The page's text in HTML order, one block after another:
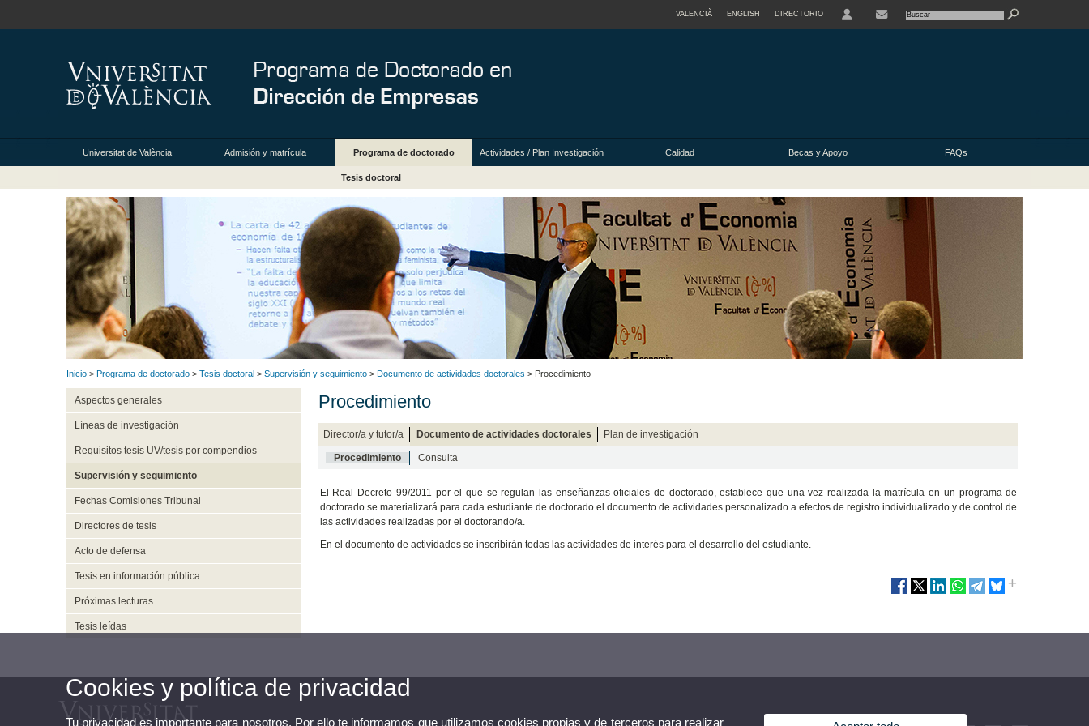
VALENCIÀ ENGLISH DIRECTORIO
Universitat de València Admisión y matrícula Programa de doctorado Actividades / Plan Investigación Calidad Becas y Apoyo FAQs
Tesis doctoral
Inicio > Programa de doctorado > Tesis doctoral > Supervisión y seguimiento > Documento de actividades doctorales > Procedimiento
Aspectos generales
Líneas de investigación
Requisitos tesis UV/tesis por compendios
Supervisión y seguimiento
Fechas Comisiones Tribunal
Directores de tesis
Acto de defensa
Tesis en información pública
Próximas lecturas
Tesis leídas
Procedimiento
Director/a y tutor/a Documento de actividades doctorales Plan de investigación
Procedimiento Consulta
El Real Decreto 99/2011 por el que se regulan las enseñanzas oficiales de doctorado, establece que una vez realizada la matrícula en un programa de
doctorado se materializará para cada estudiante de doctorado el documento de actividades personalizado a efectos de registro individualizado y de control de
las actividades realizadas por el doctorando/a.
En el documento de actividades se inscribirán todas las actividades de interés para el desarrollo del estudiante.
Cookies y política de privacidad
Tu privacidad es importante para nosotros. Por ello te informamos que utilizamos cookies propias y de terceros para realizar